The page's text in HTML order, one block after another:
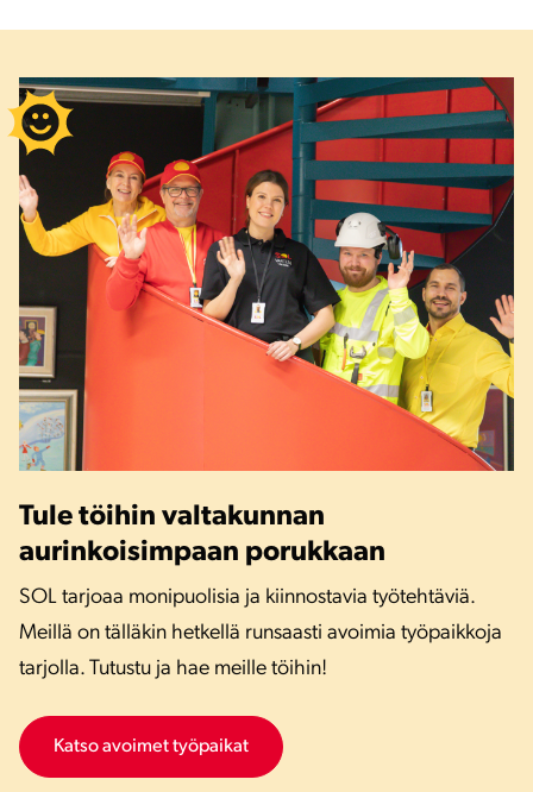
Tule töihin valtakunnan
aurinkoisimpaan porukkaan
SOL tarjoaa monipuolisia ja kiinnostavia työtehtäviä.
Meillä on tälläkin hetkellä runsaasti avoimia työpaikkoja
tarjolla. Tutustu ja hae meille töihin!
Katso avoimet työpaikat